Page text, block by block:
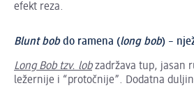
efekt reza.
Blunt bobdo ramena (long bob) –
Long Bob tzv. lob zadržava tup, jasan
ležernije i “protočnije”. Dodatna